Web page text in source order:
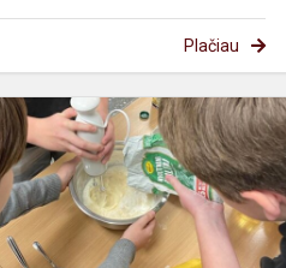
Plačiau